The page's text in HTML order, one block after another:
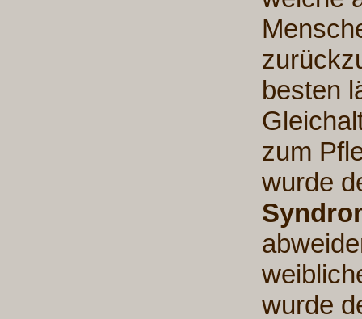
besten
zum
wurde
wurde